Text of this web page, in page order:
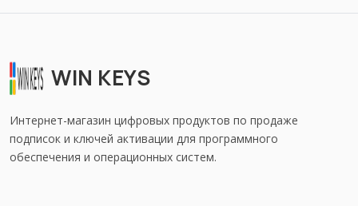
WIN KEYS
Интернет-магазин цифровых продуктов по продаже
подписок и ключей активации для программного
обеспечения и операционных систем.